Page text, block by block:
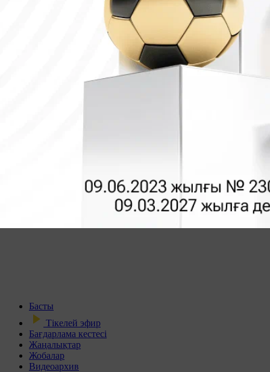
Басты
Тікелей эфир
Бағдарлама кестесі
Жаңалықтар
Жобалар
Видеоархив